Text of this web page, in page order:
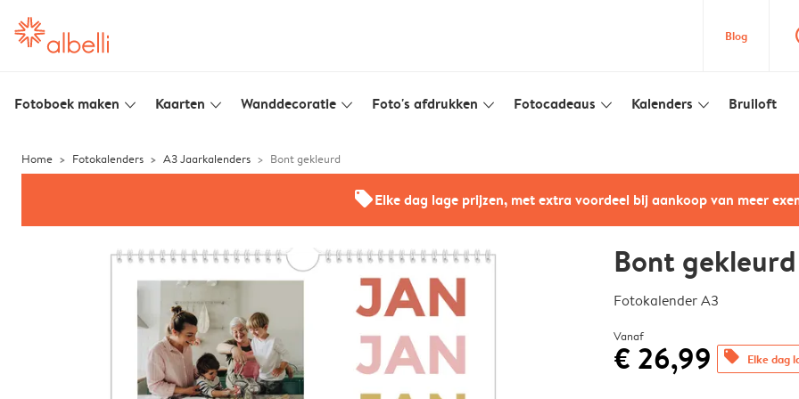
Blog
Fotoboek maken slim_arrow_down Kaarten slim_arrow_down Wanddecoratie slim_arrow_down Foto's afdrukken slim_arrow_down Fotocadeaus slim_arrow_down Kalenders slim_arrow_down Bruiloft
Home Fotokalenders A3 Jaarkalenders Bont gekleurd
offersElke dag lage prijzen, met extra voordeel bij aankoop van meer
Bont gekleurd
Fotokalender A3
Vanaf
€ 26,99 offers Elke dag